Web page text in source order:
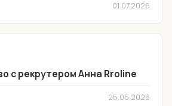
01.07.2026
с рекрутером Анна Rroline
25.05.2026